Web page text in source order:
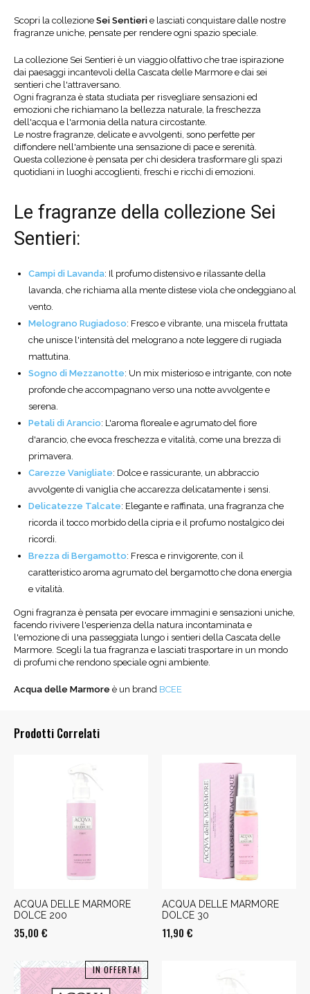
Scopri la collezione Sei Sentieri e lasciati conquistare dalle nostre
fragranze uniche, pensate per rendere ogni spazio speciale.
La collezione Sei Sentieri è un viaggio olfattivo che trae ispirazione
dai paesaggi incantevoli della Cascata delle Marmore e dai sei
sentieri che l'attraversano.
Ogni fragranza è stata studiata per risvegliare sensazioni ed
emozioni che richiamano la bellezza naturale, la freschezza
dell'acqua e l'armonia della natura circostante.
Le nostre fragranze, delicate e avvolgenti, sono perfette per
diffondere nell'ambiente una sensazione di pace e serenità.
Questa collezione è pensata per chi desidera trasformare gli spazi
quotidiani in luoghi accoglienti, freschi e ricchi di emozioni.
Le fragranze della collezione Sei
Sentieri:
Campi di Lavanda: Il profumo distensivo e rilassante della
lavanda, che richiama alla mente distese viola che ondeggiano al
vento.
Melograno Rugiadoso: Fresco e vibrante, una miscela fruttata
che unisce l'intensità del melograno a note leggere di rugiada
mattutina.
Sogno di Mezzanotte: Un mix misterioso e intrigante, con note
profonde che accompagnano verso una notte avvolgente e
serena.
Petali di Arancio: L'aroma floreale e agrumato del fiore
d'arancio, che evoca freschezza e vitalità, come una brezza di
primavera.
Carezze Vanigliate: Dolce e rassicurante, un abbraccio
avvolgente di vaniglia che accarezza delicatamente i sensi.
Delicatezze Talcate: Elegante e raffinata, una fragranza che
ricorda il tocco morbido della cipria e il profumo nostalgico dei
ricordi.
Brezza di Bergamotto: Fresca e rinvigorente, con il
caratteristico aroma agrumato del bergamotto che dona energia
e vitalità.
Ogni fragranza è pensata per evocare immagini e sensazioni uniche,
facendo rivivere l'esperienza della natura incontaminata e
l'emozione di una passeggiata lungo i sentieri della Cascata delle
Marmore. Scegli la tua fragranza e lasciati trasportare in un mondo
di profumi che rendono speciale ogni ambiente.
Acqua delle Marmore è un brand BCEE
Prodotti Correlati
ACQUA DELLE MARMORE
DOLCE 200
35,00 €
ACQUA DELLE MARMORE
DOLCE 30
11,90 €
IN OFFERTA!